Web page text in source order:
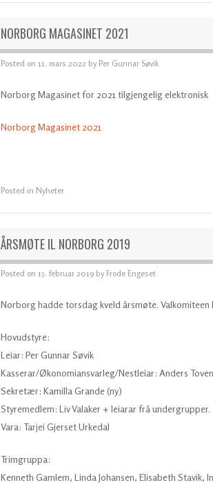
NORBORG MAGASINET 2021
Posted on 11. mars 2022 by Per Gunnar Søvik
Norborg Magasinet for 2021 tilgjengelig elektronisk
Norborg Magasinet 2021
Posted in Nyheter
ÅRSMØTE IL NORBORG 2019
Posted on 15. februar 2019by Frode Engeset
Norborg hadde torsdag kveld årsmøte.
Hovudstyre:
Leiar: Per Gunnar Søvik
Kasserar/Økonomiansvarleg/Nestleiar: Anders Toven
Sekretær: Kamilla Grande (ny)
Styremedlem: Liv Valaker + leiarar frå undergrupper.
Vara: Tarjei Gjerset Urkedal
Trimgruppa:
Kenneth Gamlem, Linda Johansen, Elisabeth Stavik,